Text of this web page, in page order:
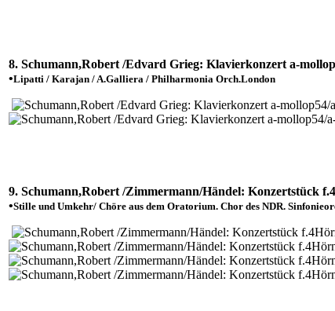
8. Schumann,Robert /Edvard Grieg: Klavierkonzert a-
•Lipatti / Karajan / A.Galliera / Philharmonia Orch.London
9. Schumann,Robert /Zimmermann/Händel: Konzertstück
•Stille und Umkehr/ Chöre aus dem Oratorium. Chor des NDR.